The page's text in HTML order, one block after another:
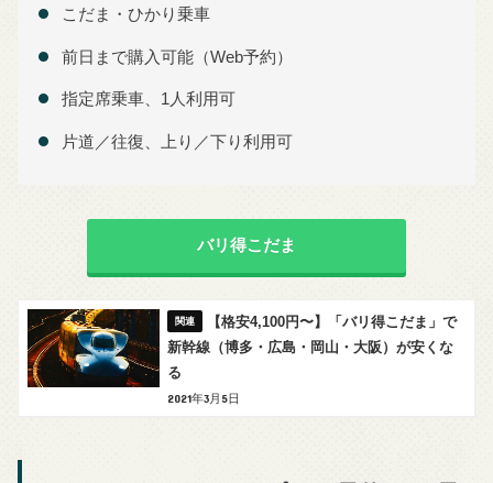
こだま・ひかり乗車
前日まで購入可能（Web予約）
指定席乗車、1人利用可
片道／往復、上り／下り利用可
バリ得こだま
【格安4,100円〜】「バリ得こだま」で
新幹線（博多・広島・岡山・大阪）が安くな
る
2021年3月5日